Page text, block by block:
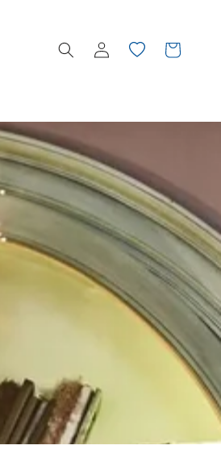
EinloggenWunschlisteWarenkorb